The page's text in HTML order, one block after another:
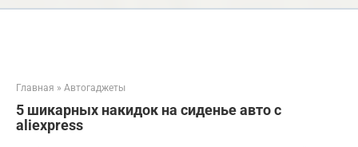
Главная » Автогаджеты
5 шикарных накидок на сиденье авто с
aliexpress